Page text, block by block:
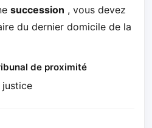
succession , vous devez
du dernier domicile de la
de proximité
justice